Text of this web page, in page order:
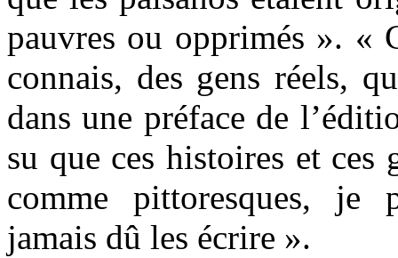
pauvres ou opprimés ». «
connais, des gens réels,
dans une préface de
su que ces histoires et ces
comme pittoresques, je
jamais dû les écrire ».